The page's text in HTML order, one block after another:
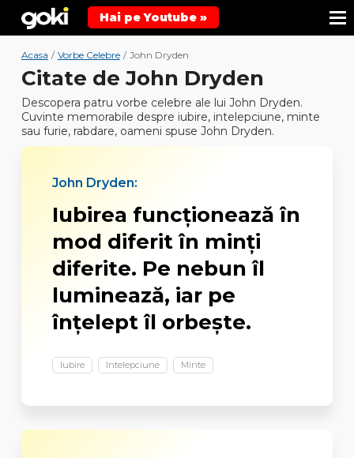
Hai pe Youtube »
Acasa / Vorbe Celebre / John Dryden
Citate de John Dryden
Descopera patru vorbe celebre ale lui John Dryden.
Cuvinte memorabile despre iubire, intelepciune, minte
sau furie, rabdare, oameni spuse John Dryden.
John Dryden:
Iubirea funcționează în
mod diferit în minți
diferite. Pe nebun îl
luminează, iar pe
înțelept îl orbește.
Iubire Intelepciune Minte